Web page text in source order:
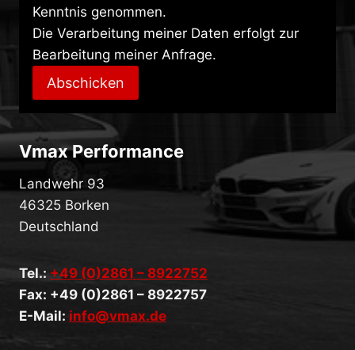
Kenntnis genommen.
Die Verarbeitung meiner Daten erfolgt zur
Bearbeitung meiner Anfrage.
Abschicken
Vmax Performance
Landwehr 93
46325 Borken
Deutschland
Tel.: +49 (0)2861 – 8922752
Fax: +49 (0)2861 – 8922757
E-Mail: info@vmax.de